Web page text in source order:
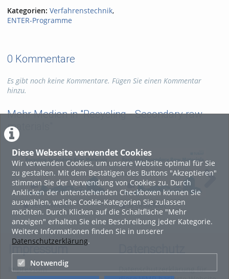
Diese Webseite verwendet Cookies
Wir verwenden Cookies, um unsere Website optimal für Sie
zu gestalten. Mit dem Bestätigen des Buttons "Akzeptieren"
stimmen Sie der Verwendung von Cookies zu. Durch
Anklicken der untenstehenden Checkboxen können Sie
auswählen, welche Cookie-Kategorien Sie zulassen
möchten. Durch Klicken auf die Schaltfläche "Mehr
anzeigen" erhalten Sie eine Beschreibung jeder Kategorie.
Weitere Informationen finden Sie in unserer
Datenschutzerklärung.
Notwendig
Kategorien: Verfahrenstechnik,
ENTER-Programme
0 Kommentare
Es gibt noch keine Kommentare. Fügen Sie einen Kommentar
hinzu.
Mehr Medien in "Recycling - Secondary raw
materials"
SecRawMat-
Metallurgial
Recycling_L_11_2024
SecRawMat-
Metallurgial
Recycling_L_10_2024
Impressum
Impressum
Datenschutzerklärung für